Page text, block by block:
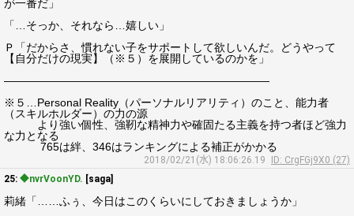
が一番だ」
「…そっか、それなら…嬉しい」
Ｐ「だからさ、慣れない子をサポートして欲しいんだ。どうやって
【自分だけの現実】（※５）を展開しているのかを」
――――――――――――――――――――――――
※５…Personal Reality（パーソナルリアリティ）のこと、能力者
（スキルホルダー）の力の源
より強い個性、強靭な精神力や確固たる主義を持つ者ほど強力
な力となる
765は絆、346はランキングによる補正がかかる
2018/02/21(水) 18:06:26.19
ID: CrgFGj9X0 (27)
25: ◆nvrVoonYD. [saga]
莉緒「……ふぅ、今日はこのくらいにしておきましょうか」